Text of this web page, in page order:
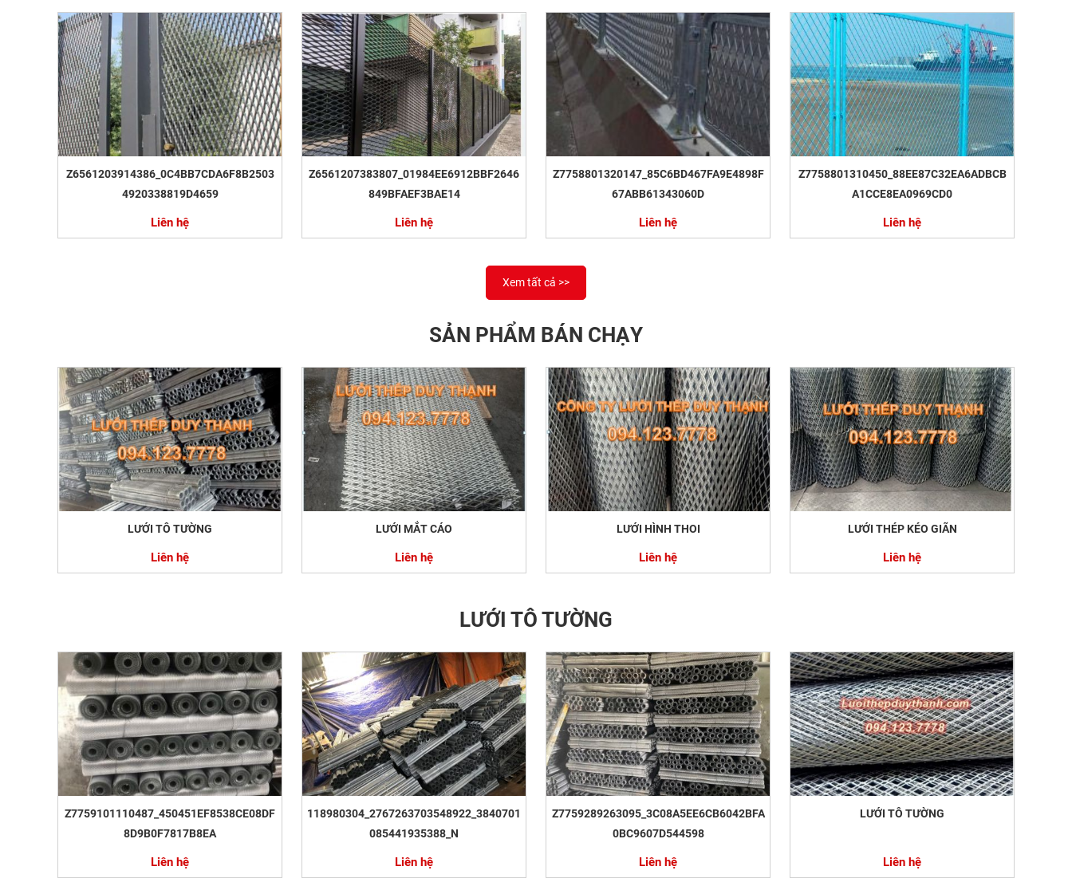
Z6561203914386_0C4BB7CDA6F8B2503
4920338819D4659
Liên hệ
Z6561207383807_01984EE6912BBF2646
849BFAEF3BAE14
Liên hệ
Z7758801320147_85C6BD467FA9E4898F
67ABB61343060D
Liên hệ
Z7758801310450_88EE87C32EA6ADBCB
A1CCE8EA0969CD0
Liên hệ
Xem tất cả >>
SẢN PHẨM BÁN CHẠY
LƯỚI TÔ TƯỜNG
Liên hệ
LƯỚI MẮT CÁO
Liên hệ
LƯỚI HÌNH THOI
Liên hệ
LƯỚI THÉP KÉO GIÃN
Liên hệ
LƯỚI TÔ TƯỜNG
Z7759101110487_450451EF8538CE08DF
8D9B0F7817B8EA
Liên hệ
118980304_2767263703548922_3840701
085441935388_N
Liên hệ
Z7759289263095_3C08A5EE6CB6042BFA
0BC9607D544598
Liên hệ
LƯỚI TÔ TƯỜNG
Liên hệ